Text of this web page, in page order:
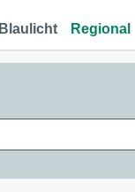
Blaulicht Regional